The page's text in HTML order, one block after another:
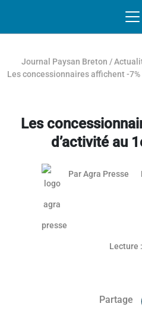
Journal Paysan Breton /
Les concessionnaires affichent -
Les
d’activité au
ParAgra Presse
Lecture
Partage